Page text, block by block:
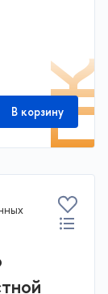
В корзину